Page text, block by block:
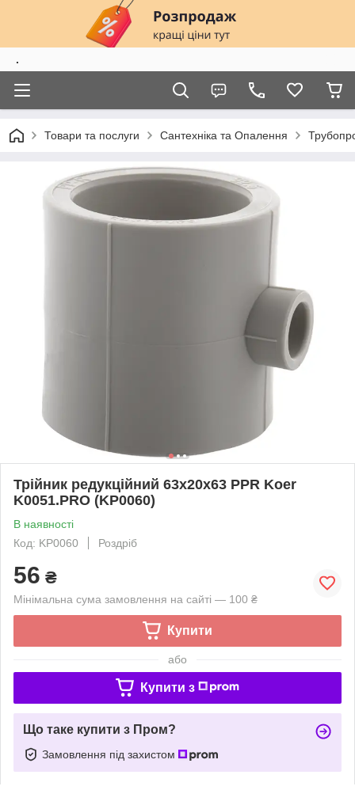
.
Товари та послуги Сантехніка та Опалення
Трійник редукційний 63x20x63 PPR Koer
K0051.PRO (KP0060)
В наявності
Код: KP0060
Роздріб
56 ₴
Мінімальна сума замовлення на сайті — 100 ₴
Купити
або
Купити з
Що таке купити з Пром?
Замовлення під захистом